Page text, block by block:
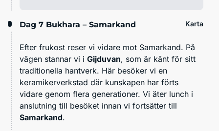
Dag 7 Bukhara – Samarkand Karta
Efter frukost reser vi vidare mot Samarkand. På
vägen stannar vi i Gijduvan, som är känt för sitt
traditionella hantverk. Här besöker vi en
keramikerverkstad där kunskapen har förts
vidare genom flera generationer. Vi äter lunch i
anslutning till besöket innan vi fortsätter till
Samarkand.